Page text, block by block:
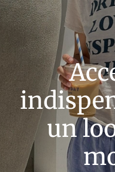
un